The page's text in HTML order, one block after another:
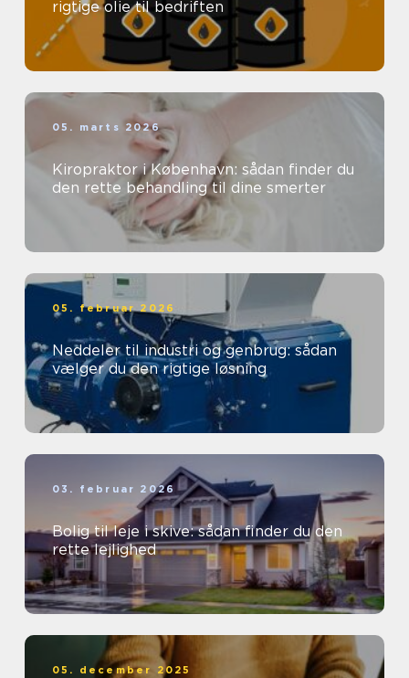
rigtige olie til bedriften
05. marts 2026
Kiropraktor i København: sådan finder du
den rette behandling til dine smerter
05. februar 2026
Neddeler til industri og genbrug: sådan
vælger du den rigtige løsning
03. februar 2026
Bolig til leje i skive: sådan finder du den
rette lejlighed
05. december 2025